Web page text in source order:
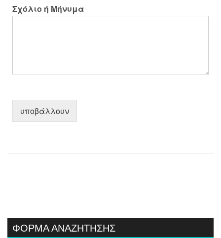
Σχόλιο ή Μήνυμα
υποβάλλουν
ΦΌΡΜΑ ΑΝΑΖΉΤΗΣΗΣ